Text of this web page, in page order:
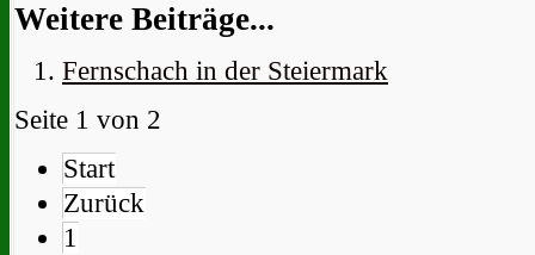
Weitere Beiträge...
Fernschach in der Steiermark
Seite 1 von 2
Start
Zurück
1